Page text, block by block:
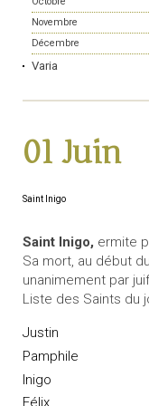
Novembre
Décembre
Varia
01 Juin
Saint Inigo
Saint Inigo, ermite
Sa mort, au début
unanimement par
Liste des Saints du
Justin
Pamphile
Inigo
Félix